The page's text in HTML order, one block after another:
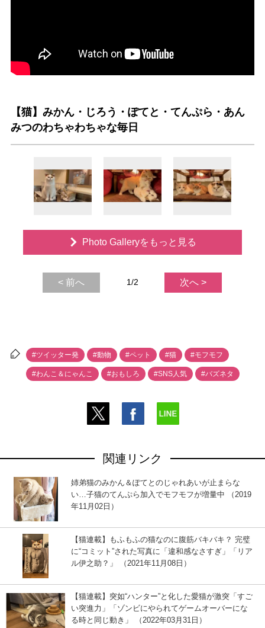
【猫】みかん・じろう・ぽてと・てんぷら・あん
みつのわちゃわちゃな毎日
Photo Galleryをもっと見る
< 前へ 1/2 次へ >
#ツイッター発 #動物 #ペット #猫 #モフモフ
#わんこ＆にゃんこ #おもしろ #SNS人気 #バズネタ
関連リンク
姉弟猫のみかん＆ぽてとのじゃれあいが止まらな
い…子猫のてんぷら加入でモフモフが増量中 （2019
年11月02日）
【猫連載】もふもふの猫なのに腹筋バキバキ？ 完璧
に“コミット”された写真に「違和感なさすぎ」「リア
ル伊之助？」 （2021年11月08日）
【猫連載】突如“ハンター”と化した愛猫が激突「すご
い突進力」「ゾンビにやられてゲームオーバーにな
る時と同じ動き」 （2022年03月31日）